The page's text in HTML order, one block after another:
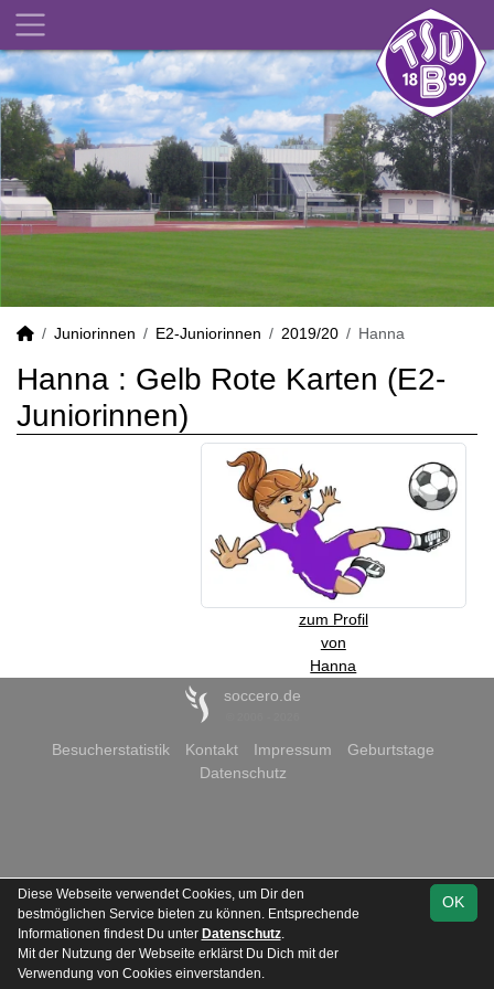
Juniorinnen E2-Juniorinnen 2019/20 Hanna
Hanna : Gelb Rote Karten (E2-
Juniorinnen)
zum Profil
von
Hanna
soccero.de
Besucherstatistik Kontakt Impressum
Geburtstage
Datenschutz
OK
Diese Webseite verwendet Cookies, um Dir den
bestmöglichen Service bieten zu können. Entsprechende
Informationen findest Du unter Datenschutz.
Mit der Nutzung der Webseite erklärst Du Dich mit der
Verwendung von Cookies einverstanden.